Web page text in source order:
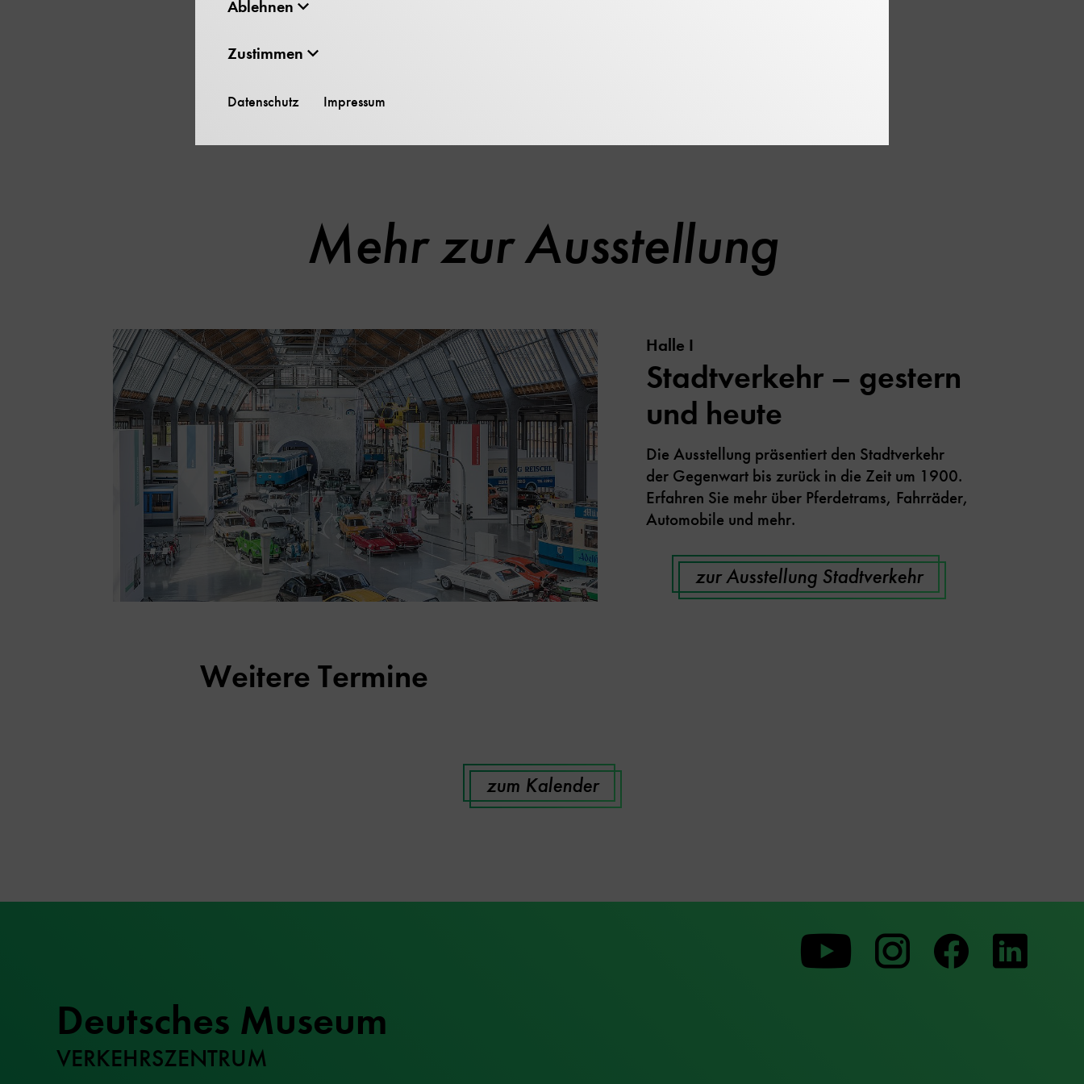
leichten Schubs – und der Schlitten gleitet dann sanft auf der kurzen Strecke hin und wieder zurück.
Wegen des starken Magnetfeldes der Schienen können Personen mit Herzschrittmachern oder
Mehr zur Ausstellung
Halle I
Stadtverkehr – gestern
und heute
Die Ausstellung präsentiert den Stadtverkehr
der Gegenwart bis zurück in die Zeit um 1900.
Erfahren Sie mehr über Pferdetrams, Fahrräder,
Automobile und mehr.
zur Ausstellung Stadtverkehr
Weitere Termine
zum Kalender
Deutsches Museum
VERKEHRSZENTRUM
Zu
unserer
Zu
unserer
Zu
unserer
Ablehnen
Zustimmen
Datenschutz Impressum